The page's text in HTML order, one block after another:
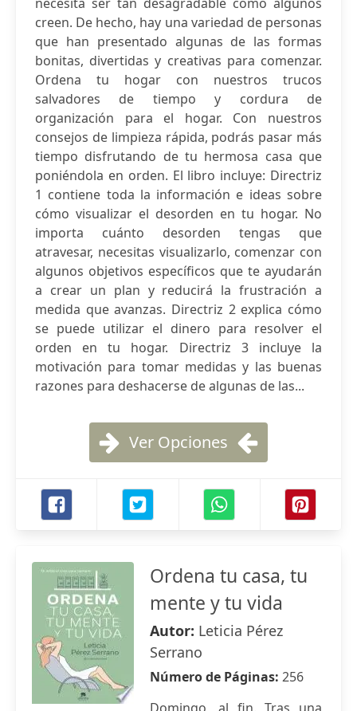
creen. De hecho, hay una variedad de personas
que han presentado algunas de las formas
bonitas, divertidas y creativas para comenzar.
Ordena tu hogar con nuestros trucos
salvadores de tiempo y cordura de
organización para el hogar. Con nuestros
consejos de limpieza rápida, podrás pasar más
tiempo disfrutando de tu hermosa casa que
poniéndola en orden. El libro incluye: Directriz
1 contiene toda la información e ideas sobre
cómo visualizar el desorden en tu hogar. No
importa cuánto desorden tengas que
atravesar, necesitas visualizarlo, comenzar con
algunos objetivos específicos que te ayudarán
a crear un plan y reducirá la frustración a
medida que avanzas. Directriz 2 explica cómo
se puede utilizar el dinero para resolver el
orden en tu hogar. Directriz 3 incluye la
motivación para tomar medidas y las buenas
razones para deshacerse de algunas de las...
Ver Opciones
Ordena tu casa, tu
mente y tu vida
Autor: Leticia Pérez
Serrano
Número de Páginas: 256